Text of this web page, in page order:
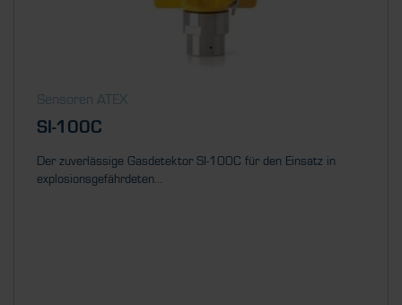
Sensoren ATEX
SI-100C
Der zuverlässige Gasdetektor SI-100C für den Einsatz in
explosionsgefährdeten...